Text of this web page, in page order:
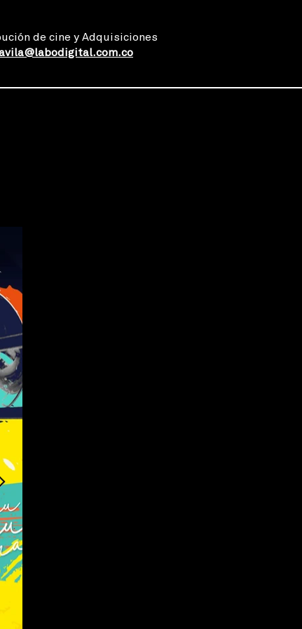
de cine y Adquisiciones